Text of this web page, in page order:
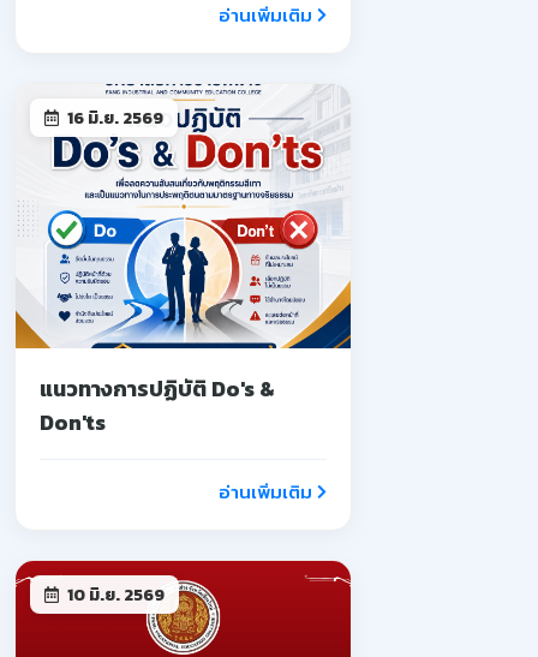
อ่านเพิ่มเติม
16 มิ.ย. 2569
แนวทางการปฏิบัติ Do's &
Don'ts
อ่านเพิ่มเติม
10 มิ.ย. 2569